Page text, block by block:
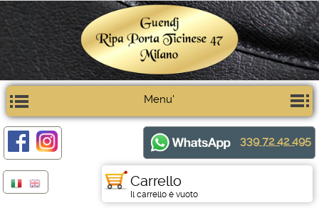
Menu'
339 72 42 495
Carrello
Il carrello è vuoto